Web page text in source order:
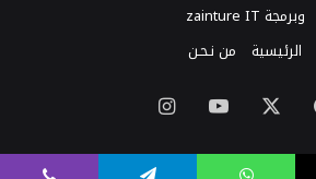
وبرمجة zainture IT
الرئيسية من نـحـن
فيسبوك يوتيوبانستقرام